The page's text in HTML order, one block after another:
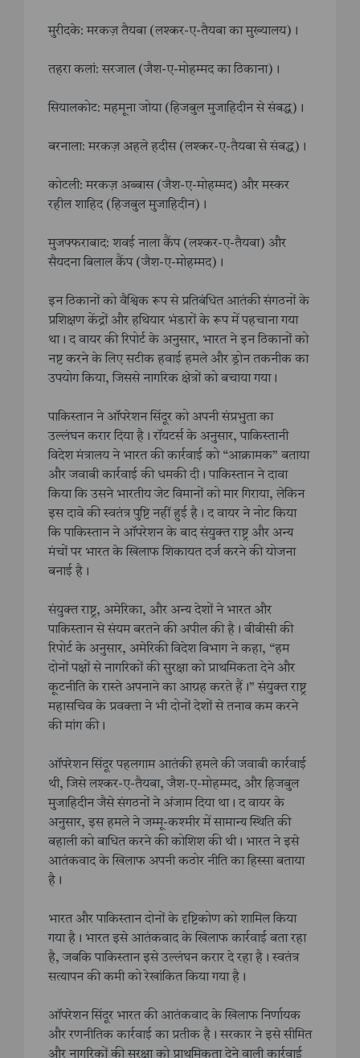
मुरीदके: मरकज़ तैयबा (लश्कर-ए-तैयबा का मुख्यालय)।
तहरा कलां: सरजाल (जैश-ए-मोहम्मद का ठिकाना)।
सियालकोट: महमूना जोया (हिजबुल मुजाहिदीन से संबद्ध)।
बरनाला: मरकज़ अहले हदीस (लश्कर-ए-तैयबा से संबद्ध)।
कोटली: मरकज़ अब्बास (जैश-ए-मोहम्मद) और मस्कर
रहील शाहिद (हिजबुल मुजाहिदीन)।
मुजफ्फराबाद: शवई नाला कैंप (लश्कर-ए-तैयबा) और
सैयदना बिलाल कैंप (जैश-ए-मोहम्मद)।
इन ठिकानों को वैश्विक रूप से प्रतिबंधित आतंकी संगठनों के
प्रशिक्षण केंद्रों और हथियार भंडारों के रूप में पहचाना गया
था। द वायर की रिपोर्ट के अनुसार, भारत ने इन ठिकानों को
नष्ट करने के लिए सटीक हवाई हमले और ड्रोन तकनीक का
उपयोग किया, जिससे नागरिक क्षेत्रों को बचाया गया।
पाकिस्तान ने ऑपरेशन सिंदूर को अपनी संप्रभुता का
उल्लंघन करार दिया है। रॉयटर्स के अनुसार, पाकिस्तानी
विदेश मंत्रालय ने भारत की कार्रवाई को “आक्रामक” बताया
और जवाबी कार्रवाई की धमकी दी। पाकिस्तान ने दावा
किया कि उसने भारतीय जेट विमानों को मार गिराया, लेकिन
इस दावे की स्वतंत्र पुष्टि नहीं हुई है। द वायर ने नोट किया
कि पाकिस्तान ने ऑपरेशन के बाद संयुक्त राष्ट्र और अन्य
मंचों पर भारत के खिलाफ शिकायत दर्ज करने की योजना
बनाई है।
संयुक्त राष्ट्र, अमेरिका, और अन्य देशों ने भारत और
पाकिस्तान से संयम बरतने की अपील की है। बीबीसी की
रिपोर्ट के अनुसार, अमेरिकी विदेश विभाग ने कहा, “हम
दोनों पक्षों से नागरिकों की सुरक्षा को प्राथमिकता देने और
कूटनीति के रास्ते अपनाने का आग्रह करते हैं।” संयुक्त राष्ट्र
महासचिव के प्रवक्ता ने भी दोनों देशों से तनाव कम करने
की मांग की।
ऑपरेशन सिंदूर पहलगाम आतंकी हमले की जवाबी कार्रवाई
थी, जिसे लश्कर-ए-तैयबा, जैश-ए-मोहम्मद, और हिजबुल
मुजाहिदीन जैसे संगठनों ने अंजाम दिया था। द वायर के
अनुसार, इस हमले ने जम्मू-कश्मीर में सामान्य स्थिति की
बहाली को बाधित करने की कोशिश की थी। भारत ने इसे
आतंकवाद के खिलाफ अपनी कठोर नीति का हिस्सा बताया
है।
भारत और पाकिस्तान दोनों के दृष्टिकोण को शामिल किया
गया है। भारत इसे आतंकवाद के खिलाफ कार्रवाई बता रहा
है, जबकि पाकिस्तान इसे उल्लंघन करार दे रहा है। स्वतंत्र
सत्यापन की कमी को रेखांकित किया गया है।
ऑपरेशन सिंदूर भारत की आतंकवाद के खिलाफ निर्णायक
और रणनीतिक कार्रवाई का प्रतीक है। सरकार ने इसे सीमित
और नागरिकों की सुरक्षा को प्राथमिकता देने वाली कार्रवाई